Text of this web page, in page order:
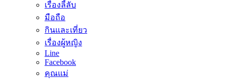
เรื่องลี้ลับ
มือถือ
กินและเที่ยว
เรื่องผู้หญิง
Line
Facebook
คุณแม่